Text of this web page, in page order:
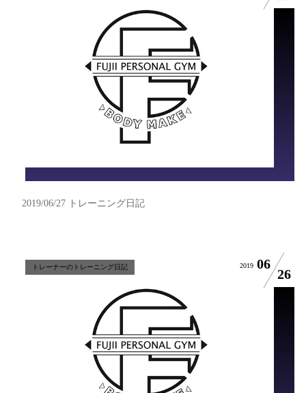
2019/06/27 トレーニング日記
トレーナーのトレーニング日記 2019 06
26